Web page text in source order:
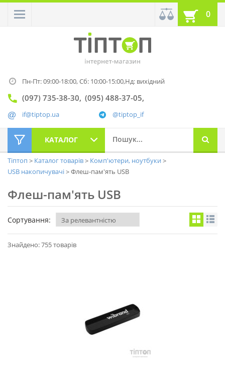
0
Пн-Пт: 09:00-18:00,Сб: 10:00-15:00,Нд: вихідний
(097) 735-38-30 (095) 488-37-05
@tiptop_if
if@tiptop.ua
КАТАЛОГ
Тіптоп Каталог товарів
Комп'ютери, ноутбуки
USB накопичувачі
Флеш-пам'ять USB
Флеш-пам'ять USB
Сортування:
Знайдено: 755 товарів